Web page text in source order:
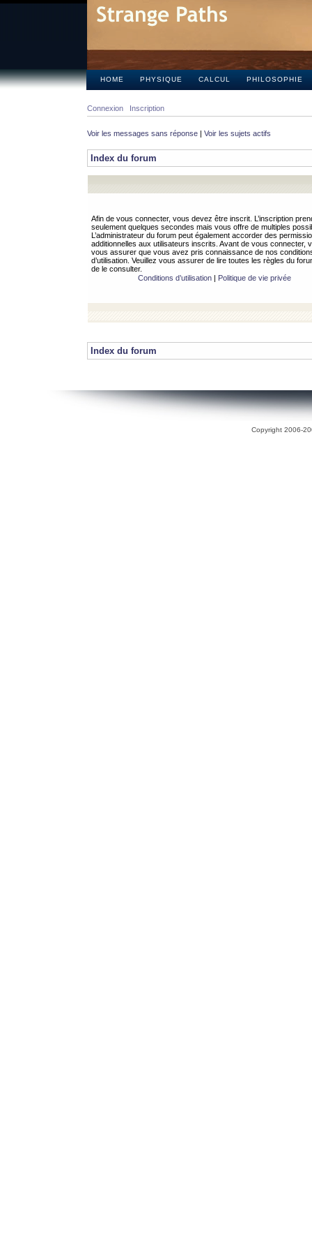
HOME PHYSIQUE CALCUL PHILOSOPHIE
Connexion Inscription
Voir les messages sans réponse | Voir les sujets actifs
Index du forum
Afin de vous connecter, vous devez être inscrit. L’inscription
seulement quelques secondes mais vous offre de multiples
L’administrateur du forum peut également accorder des
additionnelles aux utilisateurs inscrits. Avant de vous connecter,
vous assurer que vous avez pris connaissance de nos
d’utilisation. Veuillez vous assurer de lire toutes les règles du
de le consulter.
Conditions d’utilisation| Politique de vie privée
Index du forum
Copyright 2006-